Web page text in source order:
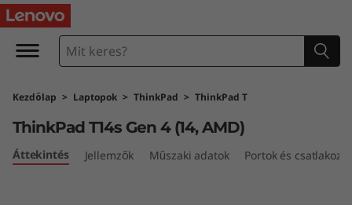
T
h
n
k
Kezdőlap > Laptopok > ThinkPad > ThinkPad T
ThinkPad T14s Gen 4 (14, AMD)
Áttekintés Jellemzők Műszaki adatok Portok és